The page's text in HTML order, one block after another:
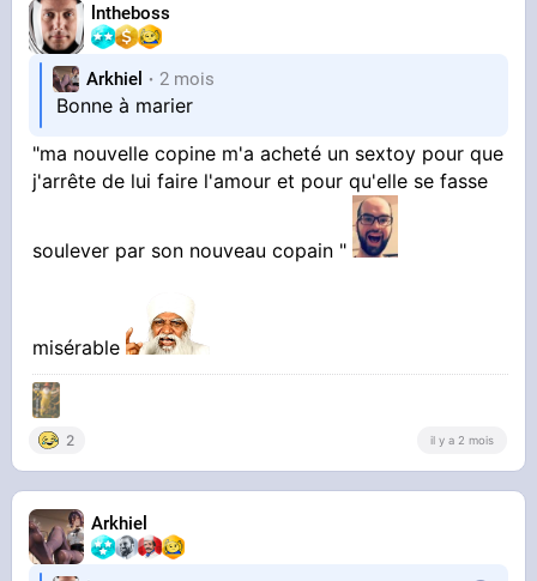
lntheboss
Arkhiel 2 mois
Bonne à marier
"ma nouvelle copine m'a acheté un sextoy pour que
j'arrête de lui faire l'amour et pour qu'elle se fasse
soulever par son nouveau copain "
misérable
2 il y a 2 mois
Arkhiel